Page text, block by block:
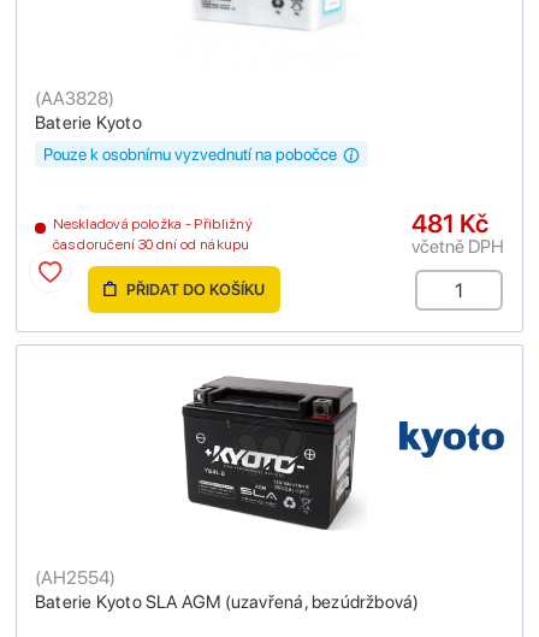
Baterie Kyoto
(AA3828)
Neskladová položka - Přibližný
čas doručení 30 dní od nákupu
Pouze k osobnímu vyzvednutí na pobočce
481 Kč
včetně DPH
PŘIDAT DO KOŠÍKU
Baterie Kyoto SLA AGM (uzavřená, bezúdržbová)
(AH2554)